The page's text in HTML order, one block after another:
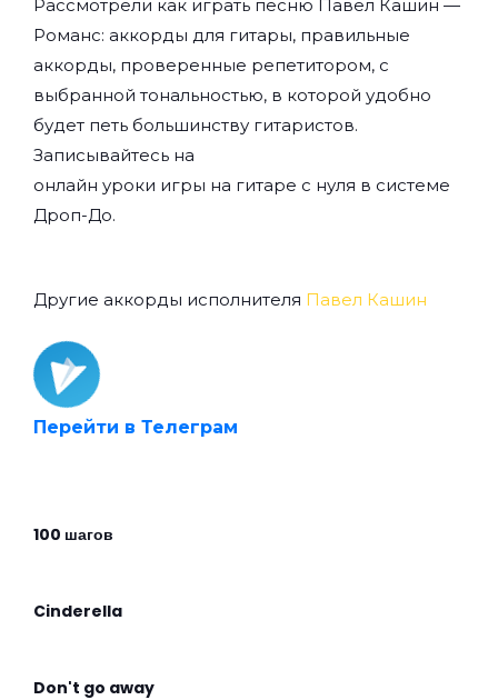
Рассмотрели как играть песню Павел Кашин —
Романс: аккорды для гитары, правильные
аккорды, проверенные репетитором, с
выбранной тональностью, в которой удобно
будет петь большинству гитаристов.
Записывайтесь на
онлайн уроки игры на гитаре с нуля в системе
Дроп-До.
Другие аккорды исполнителя Павел Кашин
Перейти в Телеграм
100 шагов
Cinderella
Don't go away